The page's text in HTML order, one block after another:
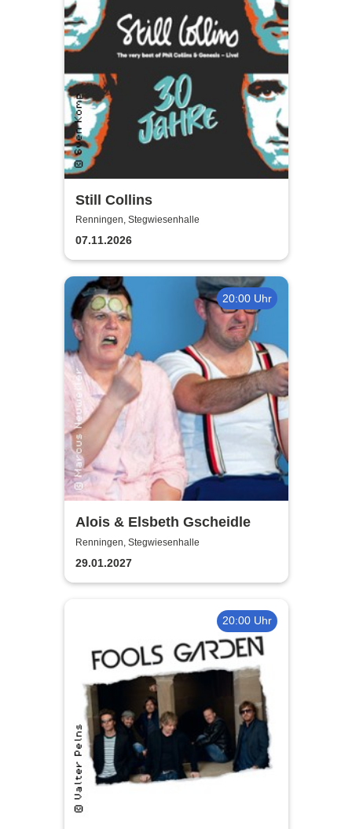
Still Collins
Renningen, Stegwiesenhalle
07.11.2026
20:00 Uhr
Alois & Elsbeth Gscheidle
Renningen, Stegwiesenhalle
29.01.2027
20:00 Uhr